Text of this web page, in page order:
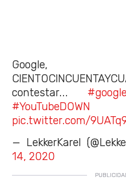
contestar...
#YouTubeDOWN
pic.twitter.com/
— LekkerKarel
14, 2020